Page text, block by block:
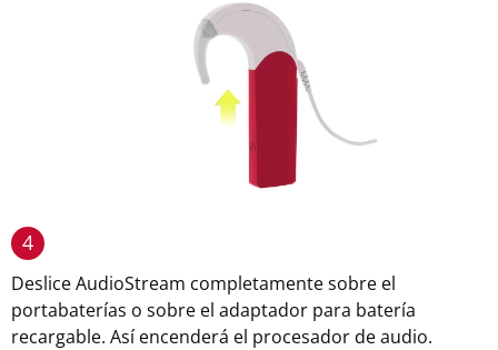
4
Deslice AudioStream completamente sobre el
portabaterías o sobre el adaptador para batería
recargable. Así encenderá el procesador de audio.